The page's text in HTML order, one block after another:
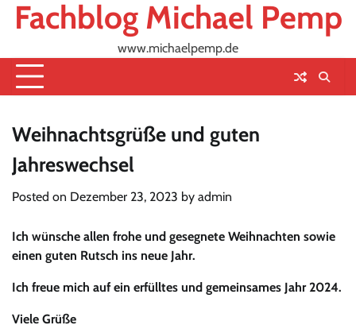
SkipFachblog Michael Pemp
www.michaelpemp.de
Weihnachtsgrüße und guten
Jahreswechsel
Posted on Dezember 23, 2023 by admin
Ich wünsche allen frohe und gesegnete Weihnachten sowie
einen guten Rutsch ins neue Jahr.
Ich freue mich auf ein erfülltes und gemeinsames Jahr 2024.
Viele Grüße